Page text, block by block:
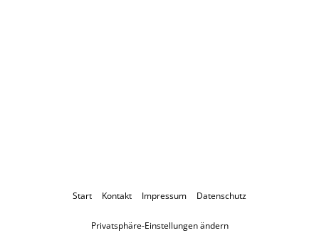
Start Kontakt Impressum Datenschutz
Privatsphäre-Einstellungen ändern